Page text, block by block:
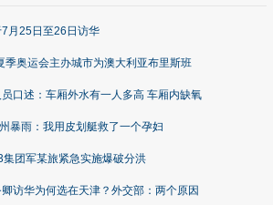
月25日至26日访华
季奥运会主办城市为澳大利亚布里斯班
口述：车厢外水有一人多高 车厢内缺氧
暴雨：我用皮划艇救了一个孕妇
团军某旅紧急实施爆破分洪
访华为何选在天津？外交部：两个原因